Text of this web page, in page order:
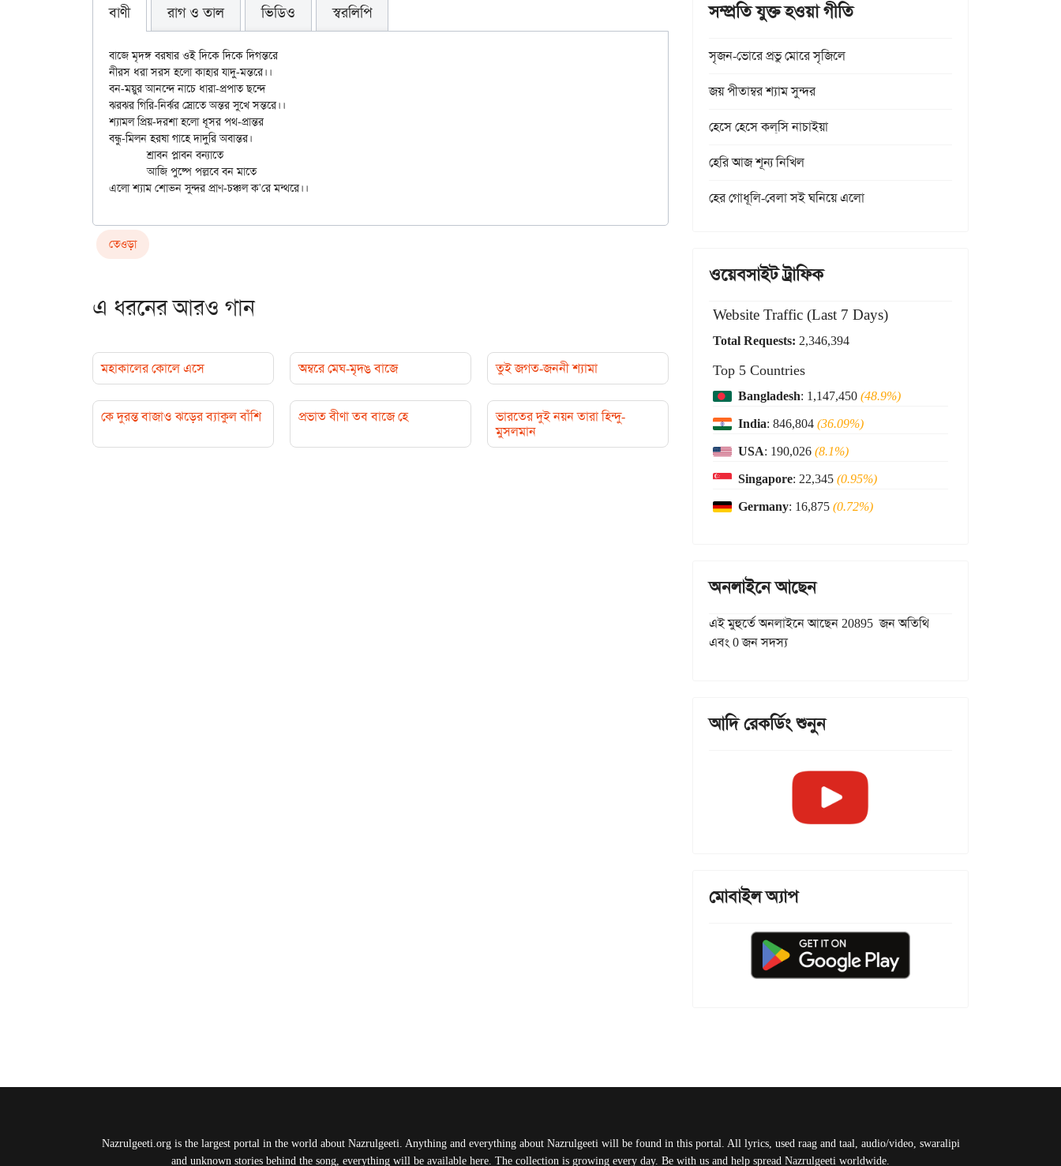
বাণী রাগ ও তাল ভিডিও স্বরলিপি
বাজে মৃদঙ্গ বরষার ওই দিকে দিকে দিগন্তরে
নীরস ধরা সরস হলো কাহার যাদু-মন্তরে।।
বন-ময়ুর আনন্দে নাচে ধারা-প্রপাত ছন্দে
ঝরঝর গিরি-নির্ঝর স্রোতে অন্তর সুখে সন্তরে।।
শ্যামল প্রিয়-দরশা হলো ধূসর পথ-প্রান্তর
বন্ধু-মিলন হরষা গাহে দাদুরি অবান্তর।
	শ্রাবন প্লাবন বন্যাতে
	আজি পুষ্পে পল্লবে বন মাতে
তেওড়া
এ ধরনের আরও গান
মহাকালের কোলে এসে অম্বরে মেঘ-মৃদঙ বাজে তুই জগত-জননী শ্যামা
কে দুরন্ত বাজাও ঝড়ের ব্যাকুল বাঁশি প্রভাত বীণা তব বাজে হে
ভারতের দুই নয়ন তারা হিন্দু-
মুসলমান
সম্প্রতি যুক্ত হওয়া গীতি
সৃজন-ভোরে প্রভু মোরে সৃজিলে
জয় পীতাম্বর শ্যাম সুন্দর
হেসে হেসে কল্‌সি নাচাইয়া
হেরি আজ শূন্য নিখিল
হের গোধূলি-বেলা সই ঘনিয়ে এলো
ওয়েবসাইট ট্রাফিক
Website Traffic (Last 7 Days)
Total Requests: 2,346,394
Top 5 Countries
Bangladesh: 1,147,450(48.9%)
India: 846,804(36.09%)
USA: 190,026(8.1%)
Singapore: 22,345(0.95%)
Germany: 16,875(0.72%)
অনলাইনে আছেন
এই মুহুর্তে অনলাইনে আছেন 20895 জন অতিথি
এবং 0 জন সদস্য
আদি রেকর্ডিং শুনুন
মোবাইল অ্যাপ
Nazrulgeeti.org is the largest portal in the world about Nazrulgeeti. Anything and everything about Nazrulgeeti will be found in this portal. All lyrics, used raag and taal, audio/video, swaralipi
and unknown stories behind the song, everything will be available here. The collection is growing every day. Be with us and help spread Nazrulgeeti worldwide.